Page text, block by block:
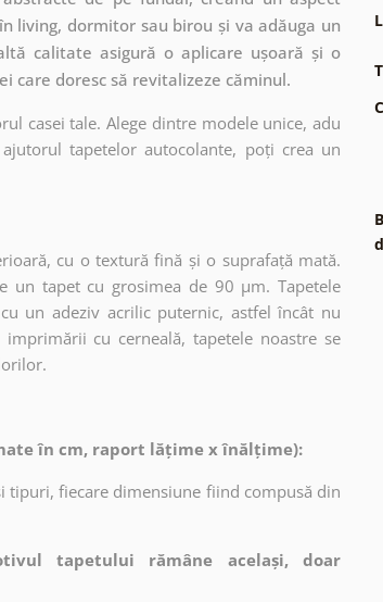
living, dormitor sau birou și va adăuga un
calitate asigură o aplicare ușoară și o
care doresc să revitalizeze căminul.
casei tale. Alege dintre modele unice, adu
tapetelor autocolante, poți crea un
cu o textură fină și o suprafață mată.
un tapet cu grosimea de 90 µm. Tapetele
un adeziv acrilic puternic, astfel încât nu
cu cerneală, tapetele noastre se
în cm, raport lățime x înălțime):
fiecare dimensiune fiind compusă din
tapetului rămâne același, doar